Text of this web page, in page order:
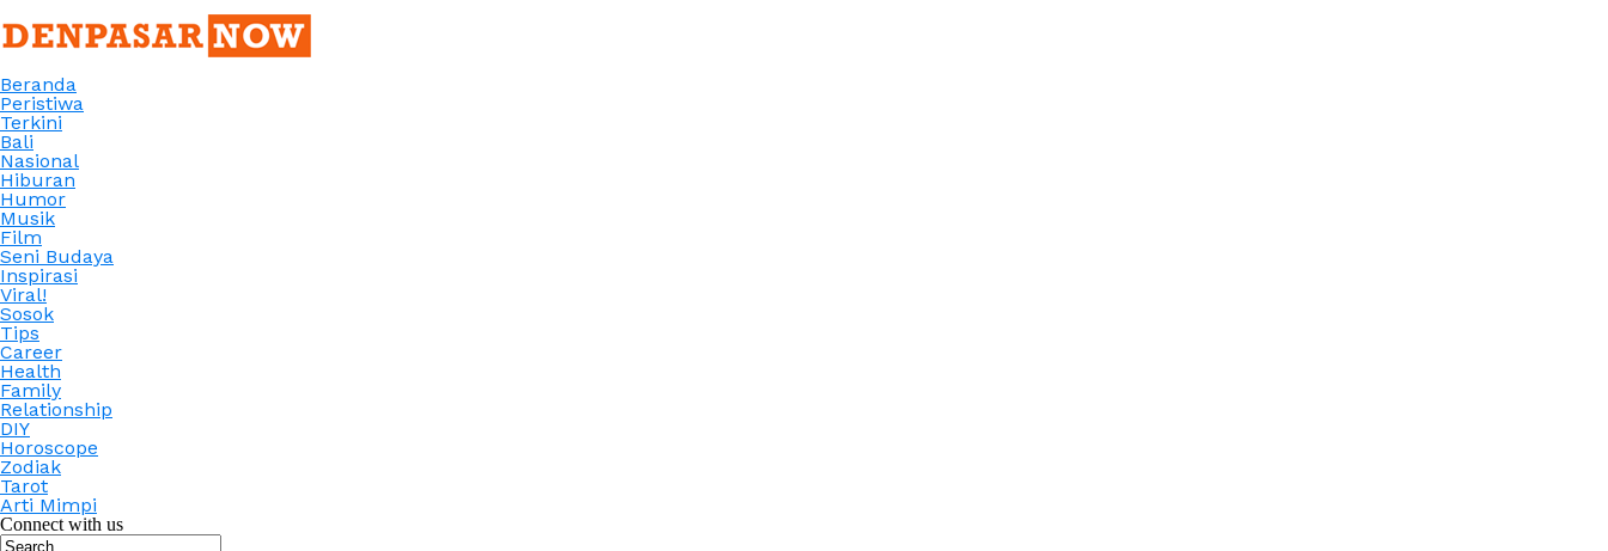
Beranda
Peristiwa
Terkini
Bali
Nasional
Hiburan
Humor
Musik
Film
Seni Budaya
Inspirasi
Viral!
Sosok
Tips
Career
Health
Family
Relationship
DIY
Horoscope
Zodiak
Tarot
Arti Mimpi
Connect with us